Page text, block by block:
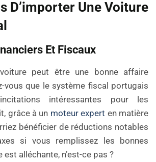
D’importer Une Voiture
Et Fiscaux
peut être une bonne affaire
vous que le système fiscal portugais
intéressantes pour les
grâce à un moteur expert en matière
bénéficier de réductions notables
si vous remplissez les bonnes
est alléchante, n’est-ce pas ?